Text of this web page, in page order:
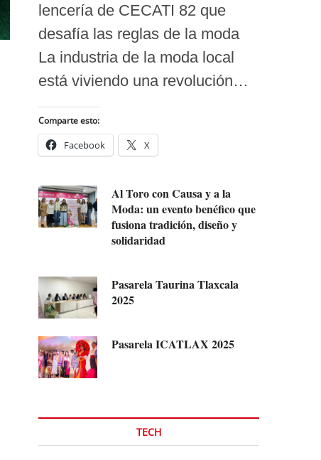
lencería de CECATI 82 que
desafía las reglas de la moda
La industria de la moda local
está viviendo una revolución…
Comparte esto:
Facebook X
Al Toro con Causa y a la
Moda: un evento benéfico que
fusiona tradición, diseño y
solidaridad
Pasarela Taurina Tlaxcala
2025
Pasarela ICATLAX 2025
TECH